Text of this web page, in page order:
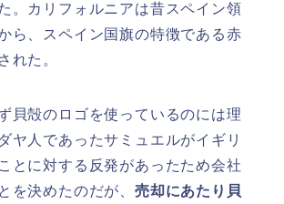
。カリフォルニアは昔スペイン領
ら、スペイン国旗の特徴である赤
れた。
貝殻のロゴを使っているのには理
ヤ人であったサミュエルがイギリ
とに対する反発があったため会社
を決めたのだが、 売却にあたり貝